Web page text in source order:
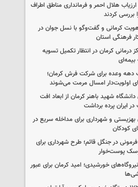
هلال احمر و فرمانداری مناطق اطراف
بررسی کردند
کرمانی و گفت‌وگو با نسل جوان در
فرهنگی استان
مرکز درمانی کرمان در انتظار تکمیل تسویه
بیمه‌ای
دهه وعده برای شرکت فرش کرمان؛
اولویت‌دار امسال مرمت می‌شوند
شهید باهنر کرمان از ابعاد افت
در ایران پرده برداشت
و شهرداری برای مداخله سریع در
کودکان
در جنگل قائم؛ طرح شهرداری برای
پوست‌خوار
خورشیدی؛ امید کرمان برای عبور